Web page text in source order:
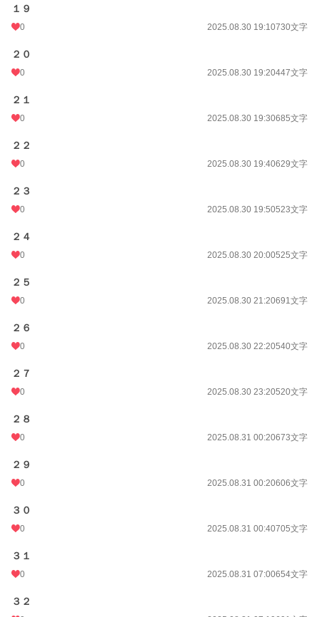
１９
0 2025.08.30 19:10730文字
２０
0 2025.08.30 19:20447文字
２１
0 2025.08.30 19:30685文字
２２
0 2025.08.30 19:40629文字
２３
0 2025.08.30 19:50523文字
２４
0 2025.08.30 20:00525文字
２５
0 2025.08.30 21:20691文字
２６
0 2025.08.30 22:20540文字
２７
0 2025.08.30 23:20520文字
２８
0 2025.08.31 00:20673文字
２９
0 2025.08.31 00:20606文字
３０
0 2025.08.31 00:40705文字
３１
0 2025.08.31 07:00654文字
３２